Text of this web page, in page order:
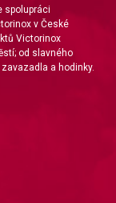
spolupráci
v České
Victorinox
od slavného
a hodinky.
or